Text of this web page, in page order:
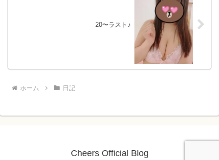
20〜ラスト♪
ホーム 日記
Cheers Official Blog